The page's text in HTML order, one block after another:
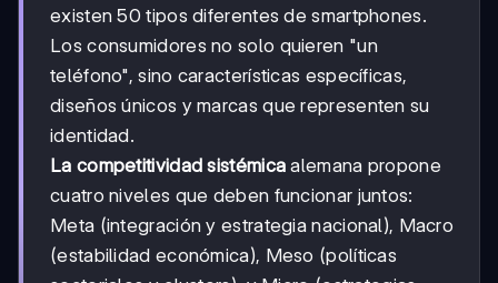
existen 50 tipos diferentes de smartphones.
Los consumidores no solo quieren "un
teléfono", sino características específicas,
diseños únicos y marcas que representen su
identidad.
La competitividad sistémica alemana propone
cuatro niveles que deben funcionar juntos:
Meta (integración y estrategia nacional), Macro
(estabilidad económica), Meso (políticas